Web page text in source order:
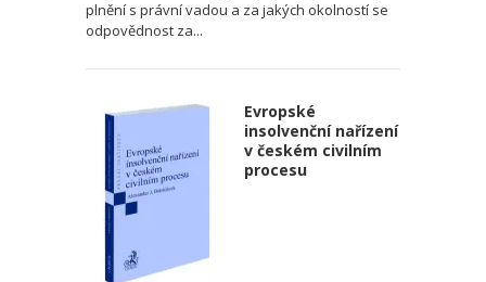
plnění s právní vadou a za jakých okolností se
odpovědnost za...
Evropské
insolvenční nařízení
v českém civilním
procesu